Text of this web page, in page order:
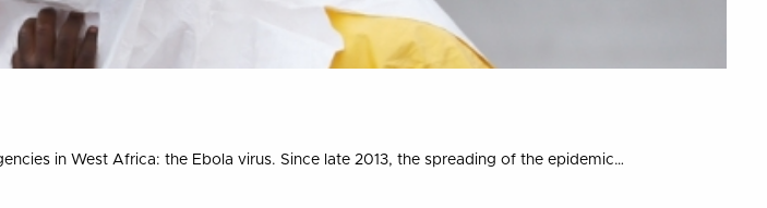
in West Africa: the Ebola virus. Since late 2013, the spreading of the epidemic…